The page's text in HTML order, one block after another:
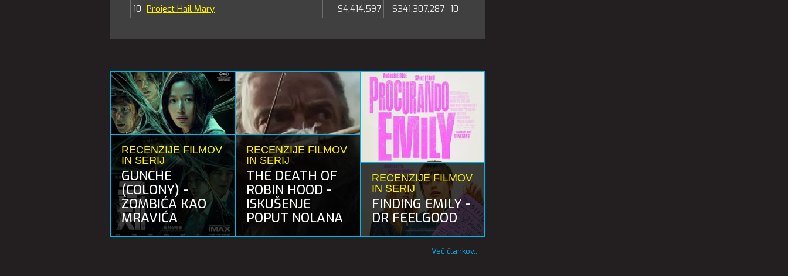
10 Project Hail Mary $4,414,597 $341,307,287 10
RECENZIJE FILMOV
IN SERIJ
GUNCHE
(COLONY) -
ZOMBIĆA KAO
MRAVIĆA
RECENZIJE FILMOV
IN SERIJ
THE DEATH OF
ROBIN HOOD -
ISKUŠENJE
POPUT NOLANA
RECENZIJE FILMOV
IN SERIJ
FINDING EMILY -
DR FEELGOOD
Več člankov...